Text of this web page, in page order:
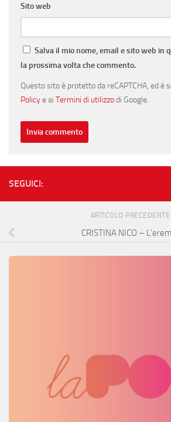
Sito web
Salva il mio nome, email e sito web in
la prossima volta che commento.
Questo sito è protetto da reCAPTCHA, ed è
Policye ai Termini di utilizzodi Google.
SEGUICI:
ARTICOLO PRECEDENTE
CRISTINA NICO –